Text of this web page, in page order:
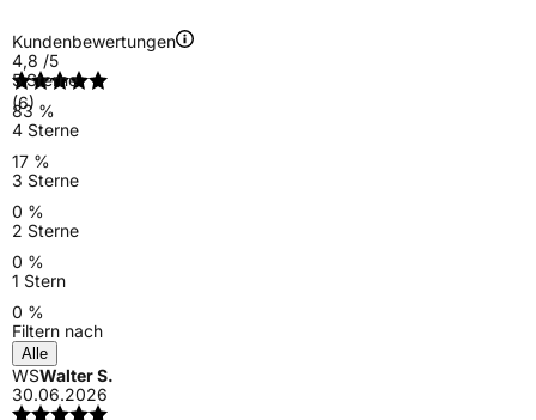
Kundenbewertungen
4,8 /5
(6)
5 Sterne
83 %
4 Sterne
17 %
3 Sterne
0 %
2 Sterne
0 %
1 Stern
0 %
Filtern nach
Alle
WSWalter S.
30.06.2026